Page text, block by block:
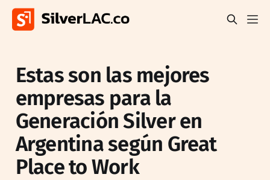
Estas son las mejores
empresas para la
Generación Silver en
Argentina según Great
Place to Work